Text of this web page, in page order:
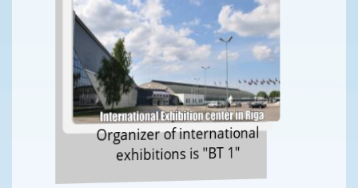
Organizer of international
exhibitions is "BT 1"